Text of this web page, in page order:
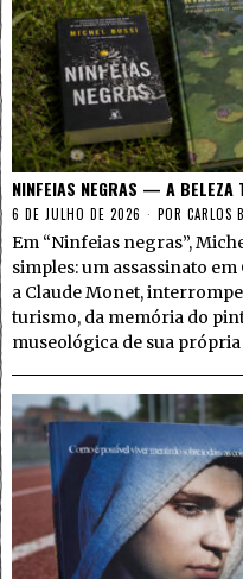
NINFEIAS NEGRAS — A BELEZA
6 DE JULHO DE 2026 POR CARLOS
Em “Ninfeias negras”,
simples: um assassinato
a Claude Monet,
turismo, da memória do
museológica de sua